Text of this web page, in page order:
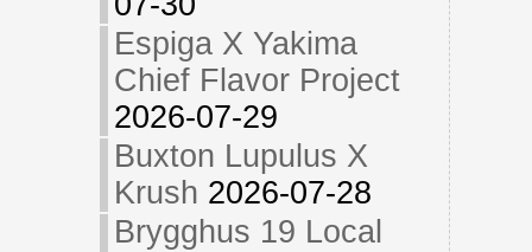
Espiga X Yakima
Chief Flavor Project
2026-07-29
Buxton Lupulus X
Krush 2026-07-28
Brygghus 19 Local